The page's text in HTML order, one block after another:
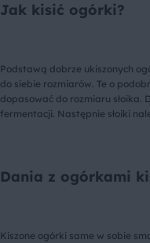
Jak kisić ogórki?
Podstawą dobrze ukiszonych
do siebie rozmiarów. Te o
dopasować do rozmiaru słoika.
fermentacji. Następnie słoiki
Dania z ogórkami
Kiszone ogórki same w sobie